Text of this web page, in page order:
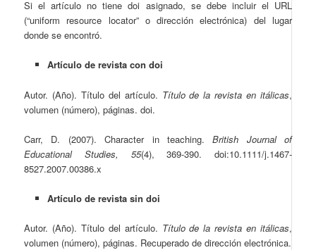
Si el artículo no tiene doi asignado, se debe incluir el URL
(“uniform resource locator” o dirección electrónica) del lugar
donde se encontró.
Artículo de revista con doi
Autor. (Año). Título del artículo. Título de la revista en itálicas,
volumen (número), páginas. doi.
Carr, D. (2007). Character in teaching.British Journal of
Educational Studies, 55(4), 369-390. doi:10.1111/j.1467-
8527.2007.00386.x
Artículo de revista sin doi
Autor. (Año). Título del artículo. Título de la revista en itálicas,
volumen (número), páginas. Recuperado de dirección electrónica.